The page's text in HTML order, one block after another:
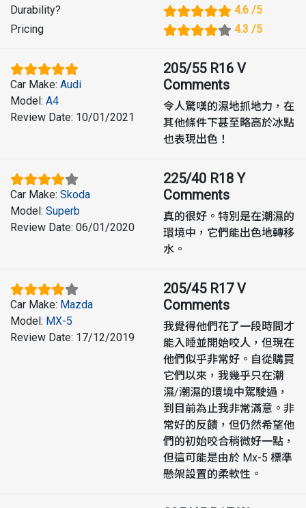
Durability? 4.6 /5
Pricing
4.3 /5
Car Make: Audi
Model: A4
Review Date: 10/01/2021
205/55 R16 V
Comments
令人驚嘆的濕地抓地力，在
其他條件下甚至略高於冰點
也表現出色！
Car Make: Skoda
Model: Superb
Review Date: 06/01/2020
225/40 R18 Y
Comments
真的很好。特別是在潮濕的
環境中，它們能出色地轉移
水。
Car Make: Mazda
Model: MX-5
Review Date: 17/12/2019
205/45 R17 V
Comments
我覺得他們花了一段時間才
能入睡並開始咬人，但現在
他們似乎非常好。自從購買
它們以來，我幾乎只在潮
濕/潮濕的環境中駕駛過，
到目前為止我非常滿意。非
常好的反饋，但仍然希望他
們的初始咬合稍微好一點，
但這可能是由於 Mx-5 標準
懸架設置的柔軟性。